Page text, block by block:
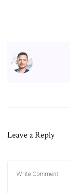
Leave a Reply